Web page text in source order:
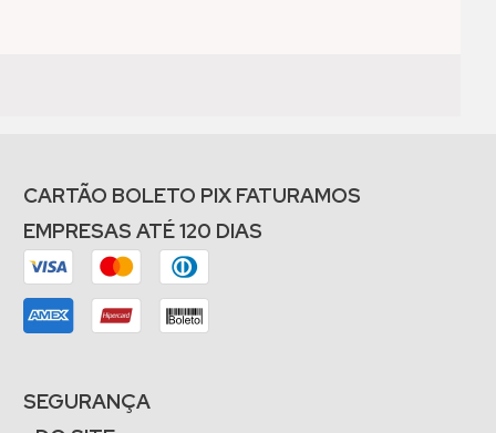
CARTÃO BOLETO PIX FATURAMOS
EMPRESAS ATÉ 120 DIAS
SEGURANÇA